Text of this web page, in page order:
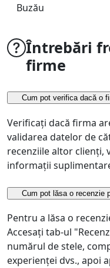
Buzău
Întrebări
firme
Cum pot verifica dacă o
Verificați dacă firma
validarea datelor de
recenziile altor clienți,
informații
Cum pot lăsa o recenzie
Pentru a lăsa o
Accesați tab-ul
numărul de stele,
experienței dvs., apoi